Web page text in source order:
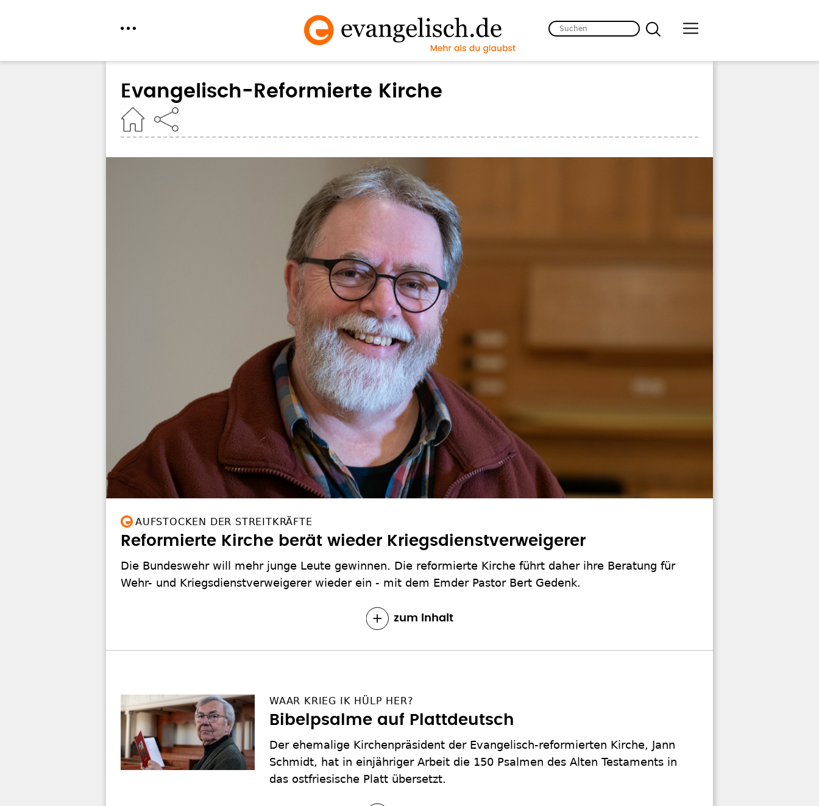
Evangelisch-Reformierte Kirche
AUFSTOCKEN DER STREITKRÄFTE
Reformierte Kirche berät wieder Kriegsdienstverweigerer
Die Bundeswehr will mehr junge Leute gewinnen. Die reformierte Kirche führt daher ihre Beratung für
Wehr- und Kriegsdienstverweigerer wieder ein - mit dem Emder Pastor Bert Gedenk.
zum Inhalt
WAAR KRIEG IK HÜLP HER?
Bibelpsalme auf Plattdeutsch
Der ehemalige Kirchenpräsident der Evangelisch-reformierten Kirche, Jann
Schmidt, hat in einjähriger Arbeit die 150 Psalmen des Alten Testaments in
das ostfriesische Platt übersetzt.